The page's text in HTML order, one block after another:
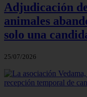
Adjudicación
animales
solo una
25/07/2026